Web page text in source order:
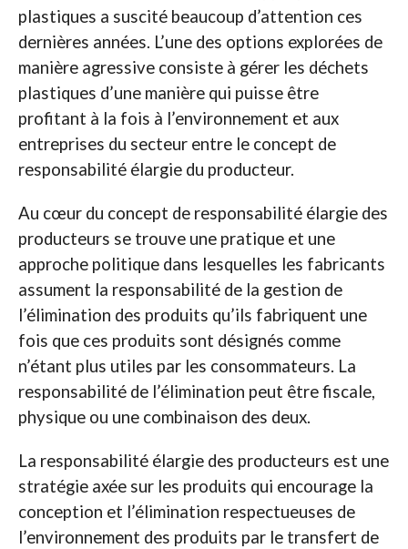
plastiques a suscité beaucoup d’attention ces
dernières années. L’une des options explorées de
manière agressive consiste à gérer les déchets
plastiques d’une manière qui puisse être
profitant à la fois à l’environnement et aux
entreprises du secteur entre le concept de
responsabilité élargie du producteur.
Au cœur du concept de responsabilité élargie des
producteurs se trouve une pratique et une
approche politique dans lesquelles les fabricants
assument la responsabilité de la gestion de
l’élimination des produits qu’ils fabriquent une
fois que ces produits sont désignés comme
n’étant plus utiles par les consommateurs. La
responsabilité de l’élimination peut être fiscale,
physique ou une combinaison des deux.
La responsabilité élargie des producteurs est une
stratégie axée sur les produits qui encourage la
conception et l’élimination respectueuses de
l’environnement des produits par le transfert de